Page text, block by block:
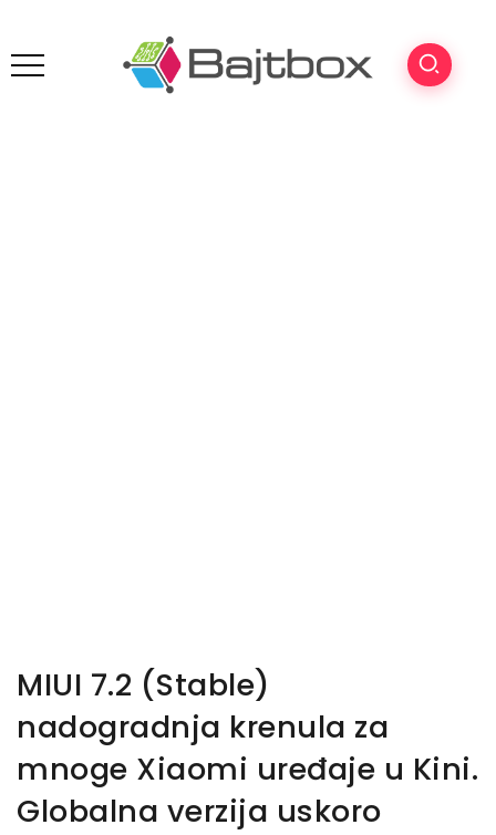
MIUI 7.2 (Stable)
nadogradnja krenula za
mnoge Xiaomi uređaje u Kini.
Globalna verzija uskoro